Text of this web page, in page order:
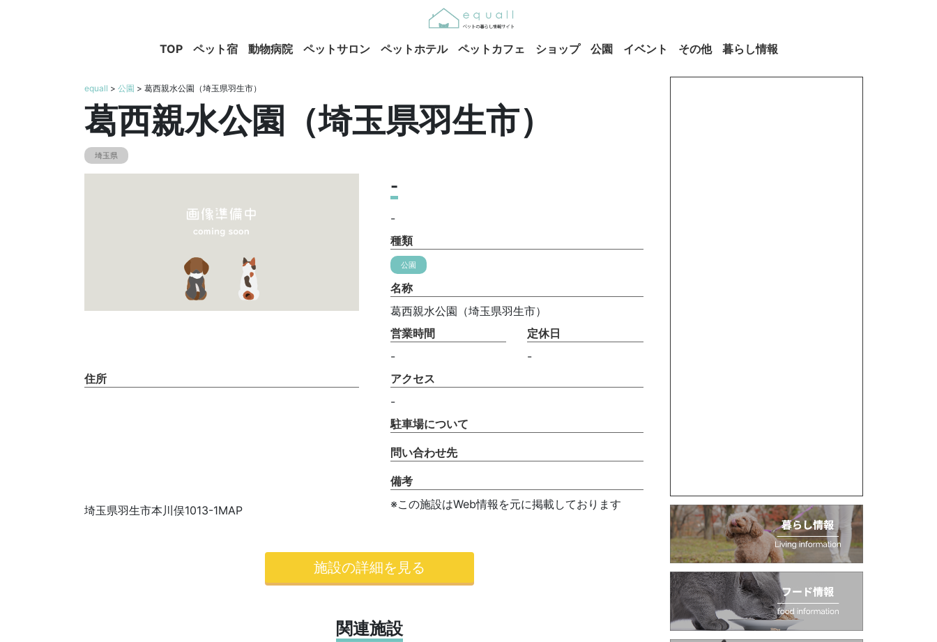
TOP ペット宿 動物病院 ペットサロン ペットホテル ペットカフェ ショップ 公園 イベント その他 暮らし情報
equall > 公園 > 葛西親水公園（埼玉県羽生市）
葛西親水公園（埼玉県羽生市）
埼玉県
-
-
種類
公園
名称
葛西親水公園（埼玉県羽生市）
営業時間
-
定休日
-
住所
埼玉県羽生市本川俣1013-1MAP
アクセス
-
駐車場について
問い合わせ先
備考
※この施設はWeb情報を元に掲載しております
施設の詳細を見る
関連施設